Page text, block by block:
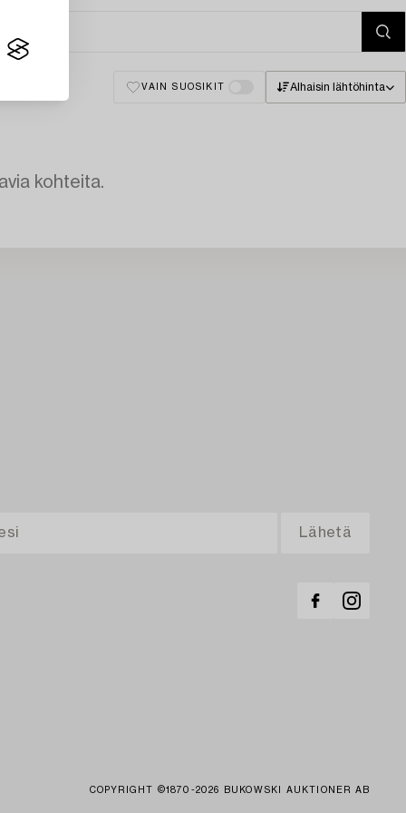
VAIN SUOSIKIT Alhaisin lähtöhinta
kohteita.
COPYRIGHT ©1870-2026 BUKOWSKI AUKTIONER AB